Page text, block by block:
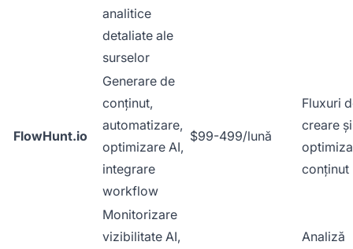
analitice
detaliate ale
surselor
FlowHunt.io
Generare de
conținut,
automatizare,
optimizare AI,
integrare
workflow
$99-499/lună
Fluxuri
creare și
conținut
Monitorizare
vizibilitate AI,
Analiză